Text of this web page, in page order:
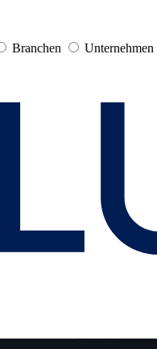
Branchen Unternehmen